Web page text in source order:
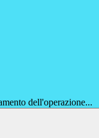
dell'operazione...